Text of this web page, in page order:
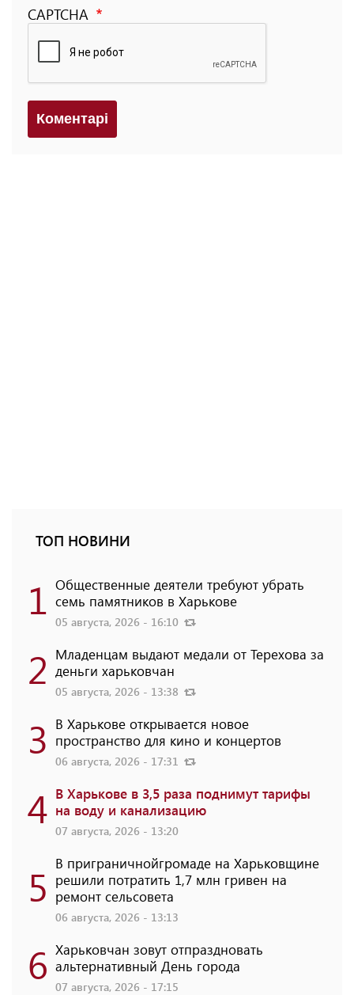
CAPTCHA
Коментарi
ТОП НОВИНИ
1 Общественные деятели требуют убрать
семь памятников в Харькове
05 августа, 2026 - 16:10
2 Младенцам выдают медали от Терехова за
деньги харьковчан
05 августа, 2026 - 13:38
3 В Харькове открывается новое
пространство для кино и концертов
06 августа, 2026 - 17:31
4 В Харькове в 3,5 раза поднимут тарифы
на воду и канализацию
07 августа, 2026 - 13:20
5 В приграничнойгромаде на Харьковщине
решили потратить 1,7 млн ​​гривен на
ремонт сельсовета
06 августа, 2026 - 13:13
6 Харьковчан зовут отпраздновать
альтернативный День города
07 августа, 2026 - 17:15